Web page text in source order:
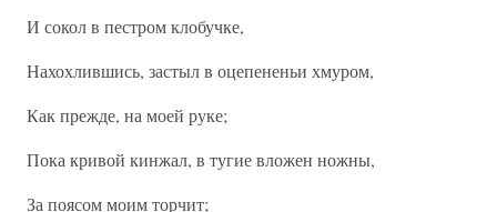
И сокол в пестром клобучке,
Нахохлившись, застыл в оцепененьи хмуром,
Как прежде, на моей руке;
Пока кривой кинжал, в тугие вложен ножны,
За поясом моим торчит;